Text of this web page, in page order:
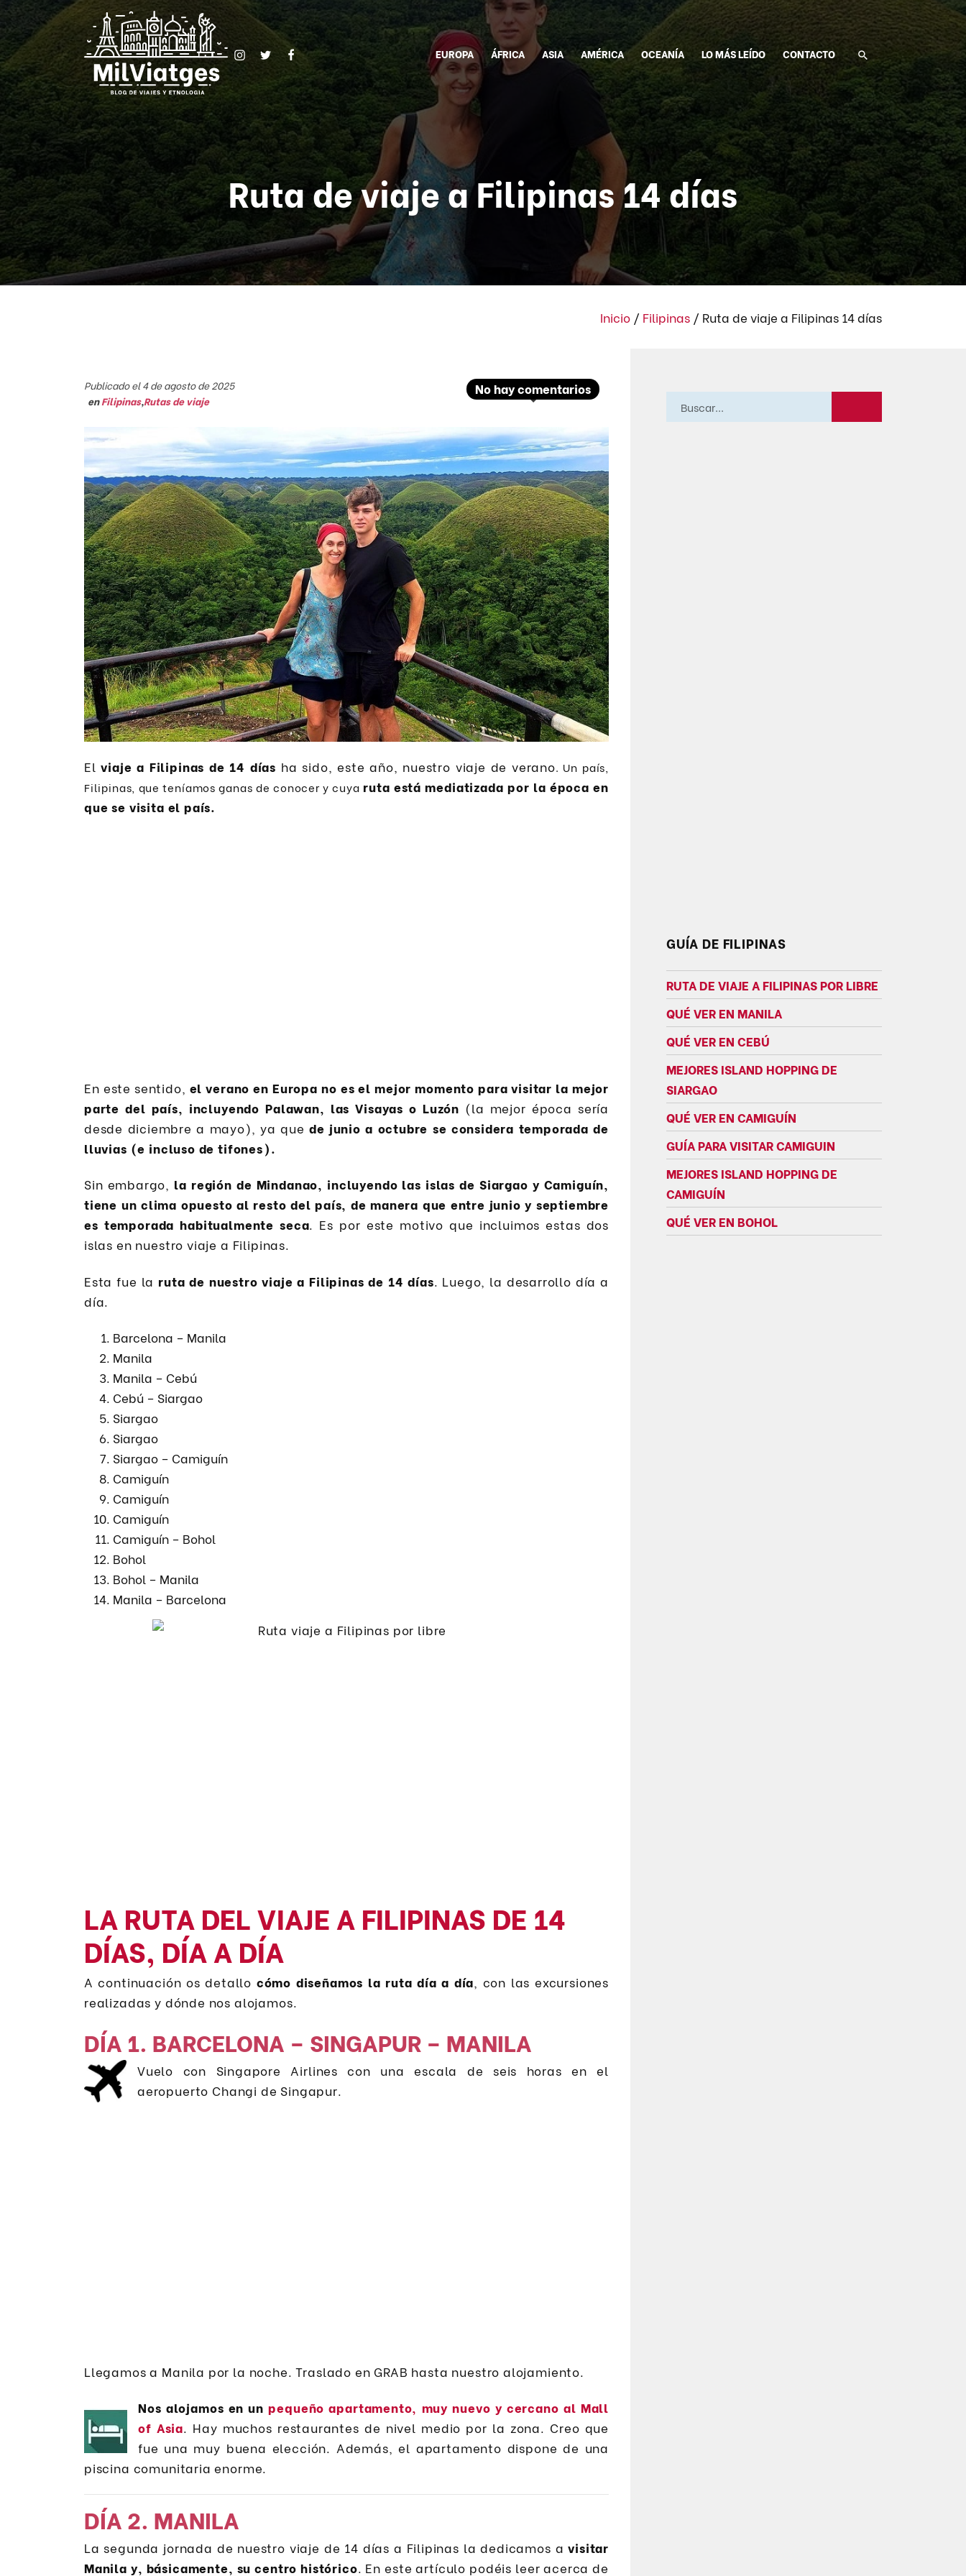
EUROPA ÁFRICA ASIA AMÉRICA OCEANÍA LO MÁS LEÍDO CONTACTO
Ruta de viaje a Filipinas 14 días
Inicio / Filipinas / Ruta de viaje a Filipinas 14 días
No hay comentarios
Publicado el 4 de agosto de 2025
enFilipinas,Rutas de viaje
Elviaje a Filipinas de 14 días ha sido, este año, nuestro viaje de verano. Un país,
Filipinas, que teníamos ganas de conocer y cuya ruta está mediatizada por la época en
que se visita el país.
En este sentido, el verano en Europa no es el mejor momento para visitar la mejor
parte del país, incluyendo Palawan, las Visayas o Luzón (la mejor época sería
desde diciembre a mayo), ya que de junio a octubre se considera temporada de
lluvias (e incluso de tifones).
Sin embargo, la región de Mindanao, incluyendo las islas de Siargao y Camiguín,
tiene un clima opuesto al resto del país, de manera que entre junio y septiembre
es temporada habitualmente seca. Es por este motivo que incluimos estas dos
islas en nuestro viaje a Filipinas.
Esta fue la ruta de nuestro viaje a Filipinas de 14 días . Luego, la desarrollo día a
día.
Barcelona – Manila
Manila
Manila – Cebú
Cebú – Siargao
Siargao
Siargao
Siargao – Camiguín
Camiguín
Camiguín
Camiguín
Camiguín – Bohol
Bohol
Bohol – Manila
Manila – Barcelona
LA RUTA DEL VIAJE A FILIPINAS DE 14
DÍAS, DÍA A DÍA
A continuación os detallo cómo diseñamos la ruta día a día, con las excursiones
realizadas y dónde nos alojamos.
DÍA 1. BARCELONA – SINGAPUR – MANILA
Vuelo con Singapore Airlines con una escala de seis horas en el
aeropuerto Changi de Singapur.
Llegamos a Manila por la noche. Traslado en GRAB hasta nuestro alojamiento.
Nos alojamos en unpequeño apartamento, muy nuevo y cercano al Mall
of Asia. Hay muchos restaurantes de nivel medio por la zona. Creo que
fue una muy buena elección. Además, el apartamento dispone de una
piscina comunitaria enorme.
DÍA 2. MANILA
La segunda jornada de nuestro viaje de 14 días a Filipinas la dedicamos avisitar
Manila y, básicamente, su centro histórico. En este artículo podéis leer acerca de
GUÍA DE FILIPINAS
RUTA DE VIAJE A FILIPINAS POR LIBRE
QUÉ VER EN MANILA
QUÉ VER EN CEBÚ
MEJORES ISLAND HOPPING DE
SIARGAO
QUÉ VER EN CAMIGUÍN
GUÍA PARA VISITAR CAMIGUIN
MEJORES ISLAND HOPPING DE
CAMIGUÍN
QUÉ VER EN BOHOL